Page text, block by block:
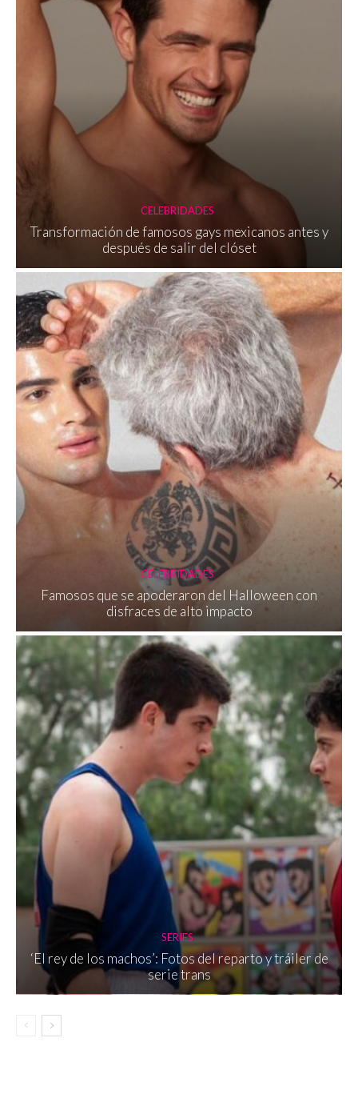
CELEBRIDADES
Transformación de famosos gays mexicanos antes y
después de salir del clóset
CELEBRIDADES
Famosos que se apoderaron del Halloween con
disfraces de alto impacto
SERIES
‘El rey de los machos’: Fotos del reparto y tráiler de
serie trans